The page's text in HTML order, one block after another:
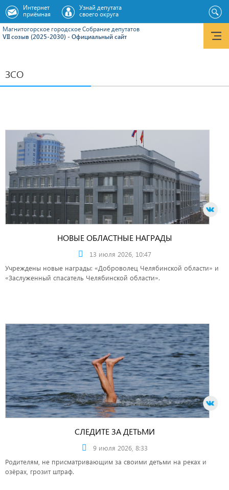
Магнитогорское городское Cобрание депутатов
VII созыв (2025-2030) - Официальный сайт
Интернет
приёмная
Узнай депутата
своего округа
ЗСО
НОВЫЕ ОБЛАСТНЫЕ НАГРАДЫ
13 июля 2026, 10:47
Учреждены новые награды: «Доброволец Челябинской области» и
«Заслуженный спасатель Челябинской области».
СЛЕДИТЕ ЗА ДЕТЬМИ
9 июля 2026, 8:33
Родителям, не присматривающим за своими детьми на реках и
озёрах, грозит штраф.